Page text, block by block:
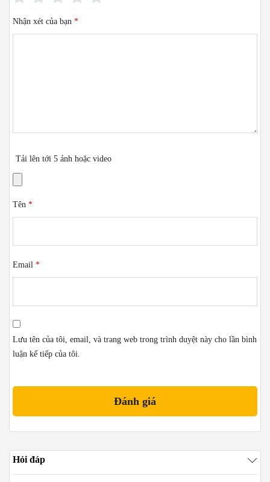
Nhận xét của bạn *
Tải lên tới 5 ảnh hoặc video
Tên *
Email *
Lưu tên của tôi, email, và trang web trong trình duyệt này cho lần bình
luận kế tiếp của tôi.
Hỏi đáp